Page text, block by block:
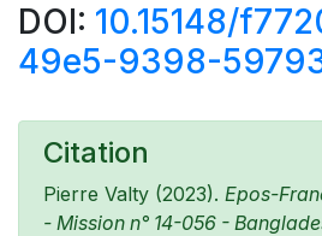
DOI: 10.15148/
49e5-9398-
Citation
Pierre Valty (2023). Epos-
- Mission n° 14-056 -